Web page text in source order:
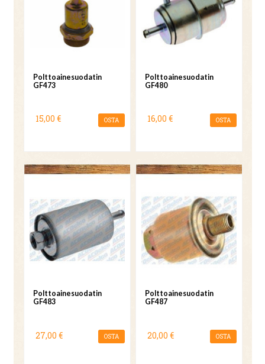
Polttoainesuodatin
GF473
15,00 € OSTA
Polttoainesuodatin
GF480
16,00 € OSTA
Polttoainesuodatin
GF483
27,00 € OSTA
Polttoainesuodatin
GF487
20,00 € OSTA